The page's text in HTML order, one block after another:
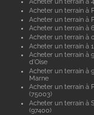
Acheter un terrain à
Acheter un terrain à
Acheter un terrain à
Acheter un terrain à
Acheter un terrain à
Acheter un terrain à
Acheter un terrain à
d'Oise
Acheter un terrain à
Marne
Acheter un terrain à
(75003)
Acheter un terrain à
(97400)